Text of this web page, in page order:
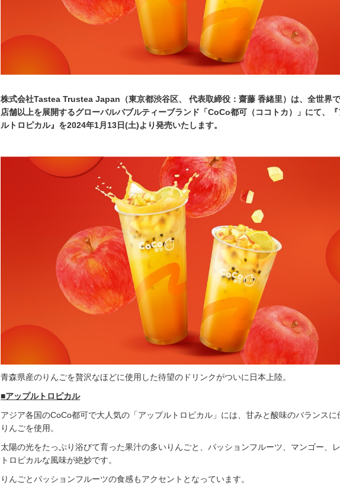
株式会社Tastea Trustea Japan（東京都渋谷区、 代表取締役：齋藤 香緒里）は、全世界
店舗以上を展開するグローバルバブルティーブランド「CoCo都可（ココトカ）」にて、
ルトロピカル』を2024年1月13日(土)より発売いたします。
青森県産のりんごを贅沢なほどに使用した待望のドリンクがついに日本上陸。
■アップルトロピカル
アジア各国のCoCo都可で大人気の「アップルトロピカル」には、甘みと酸味のバランスに
りんごを使用。
太陽の光をたっぷり浴びて育った果汁の多いりんごと、パッションフルーツ、マンゴー、
トロピカルな風味が絶妙です。
りんごとパッションフルーツの食感もアクセントとなっています。